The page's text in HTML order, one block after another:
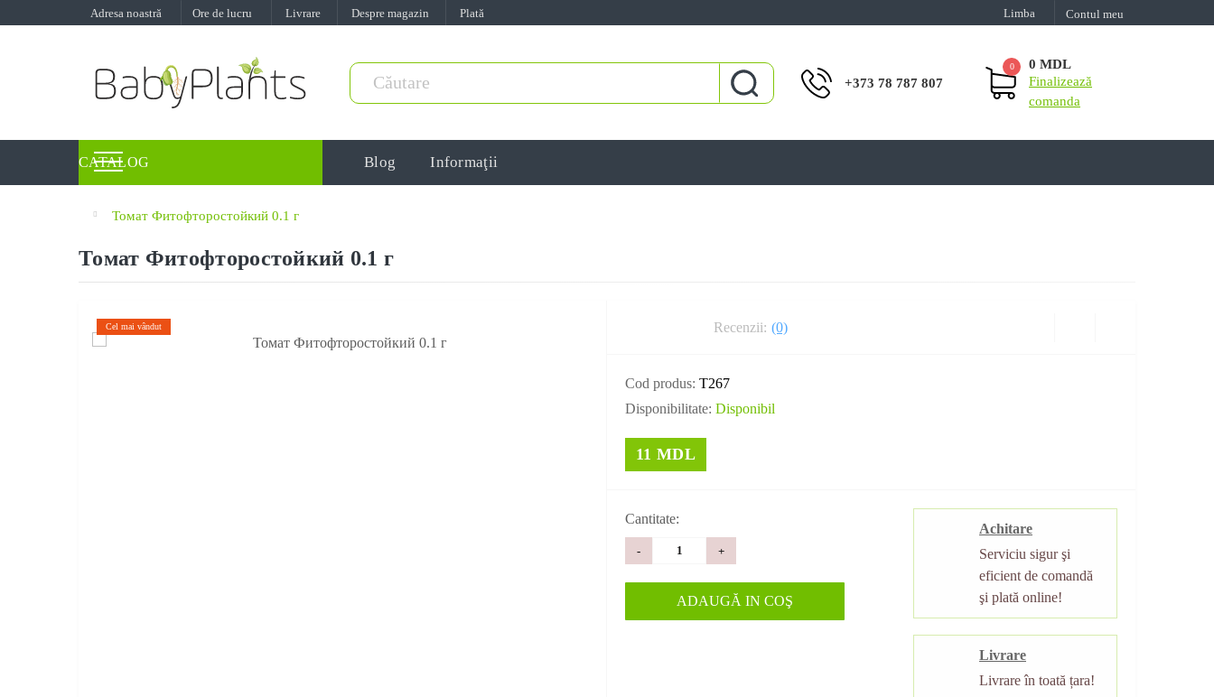
Adresa noastră Ore de lucru Livrare Despre magazin Plată Limba Contul meu
+373 78 787 807
0
0 MDL
Finalizează
comanda
CATALOG Blog Informaţii
Томат Фитофторостойкий 0.1 г
Томат Фитофторостойкий 0.1 г
Cel mai vândut Recenzii: (0)
Cod produs: T267
Disponibilitate: Disponibil
11 MDL
Cantitate:
- +
ADAUGĂ IN COŞ
Achitare
Serviciu sigur şi
eficient de comandă
şi plată online!
Livrare
Livrare în toată țara!